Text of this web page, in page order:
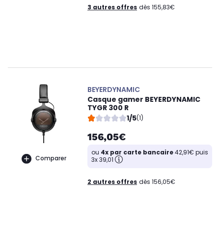
3 autres offres dès 155,83€
Comparer
BEYERDYNAMIC
Casque gamer BEYERDYNAMIC
TYGR 300 R
1/5(1)
156,05€
ou 4x par carte bancaire42,91€ puis
3x 39,01
2 autres offres dès 156,05€